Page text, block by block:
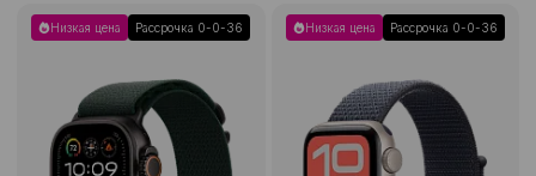
Низкая цена Рассрочка 0-0-36 Низкая цена Рассрочка 0-0-36